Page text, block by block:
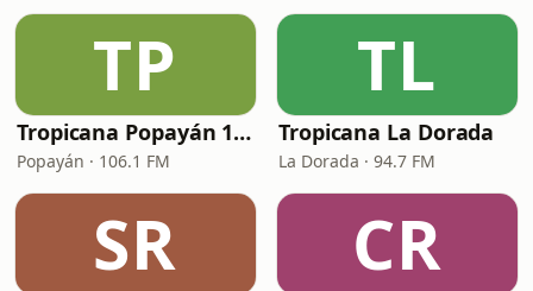
TP
Tropicana Popayán 106.1 FM
Popayán · 106.1 FM
TL
Tropicana La Dorada
La Dorada · 94.7 FM
SR CR